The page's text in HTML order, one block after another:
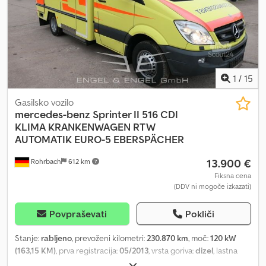
Nosilec za smuči z zaklepanjem * AHK – vlečna kljuka * itd. *
nekdanje švicarsko vozilo * Vozilo je lahko še v uporabi – število
prevoženih kilometrov in stanje lahko odstopata * Vse navedene
informacije brez garancije * Pridržujemo si pravico do vmesne
prodaje * Sklicujemo se na naše splošne pogoje poslovanja
1 / 15
Rohrbach 612 km
Gasilsko vozilo
mercedes-benz Sprinter II 516 CDI
KLIMA KRANKENWAGEN RTW
AUTOMATIK EURO-5 EBERSPÄCHER
13.900 €
Fiksna cena
(DDV ni mogoče izkazati)
Povpraševati Pokliči
Stanje: rabljeno, prevoženi kilometri:230.870 km, moč:120 kW
(163,15 KM), prva registracija:05/2013, vrsta goriva:dizel, lastna
, največja dovoljena obremenitev: